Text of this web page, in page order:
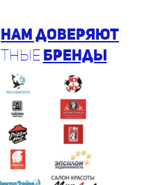
нам доверяют
бренды